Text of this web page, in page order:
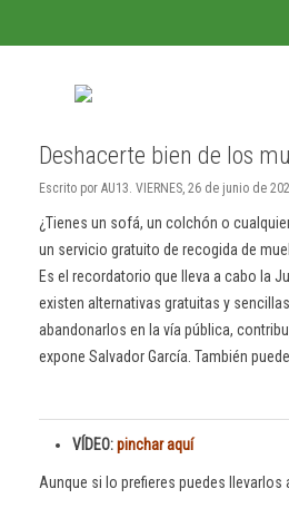
Deshacerte bien de los
Escrito por AU13. VIERNES, 26 de junio de
¿Tienes un sofá, un colchón o
un servicio gratuito de recogida de
Es el recordatorio que lleva a cabo la
existen alternativas gratuitas y
abandonarlos en la vía pública,
expone Salvador García. También
VÍDEO:pinchar aquí
Aunque si lo prefieres puedes